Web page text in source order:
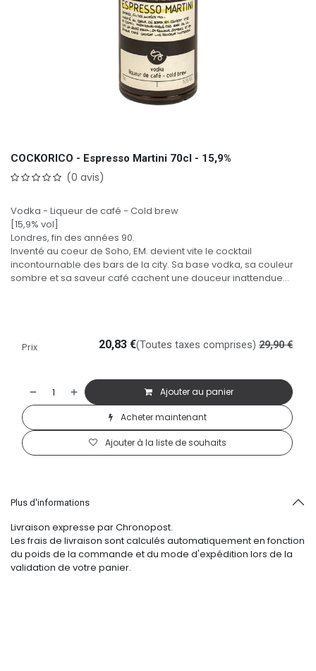
COCKORICO - Espresso Martini 70cl - 15,9%
(0 avis)
Vodka - Liqueur de café - Cold brew
[15,9% vol]
Londres, fin des années 90.
Inventé au coeur de Soho, EM. devient vite le cocktail
incontournable des bars de la city. Sa base vodka, sa couleur
sombre et sa saveur café cachent une douceur inattendue...
Ajouter au panier
Acheter maintenant
Ajouter à la liste de souhaits
Prix 20,83 €(Toutes taxes comprises) 29,90€
Plus d'informations
Livraison expresse par Chronopost.
Les frais de livraison sont calculés automatiquement en fonction
du poids de la commande et du mode d'expédition lors de la
validation de votre panier.